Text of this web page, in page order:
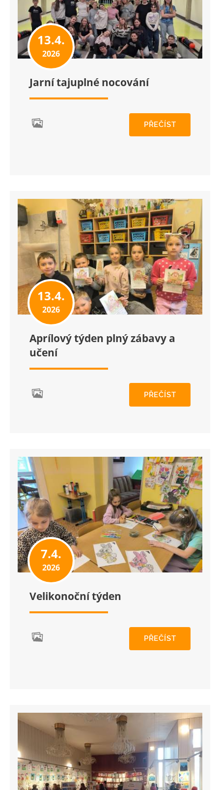
13.4.
2026
Jarní tajuplné nocování
PŘEČÍST
13.4.
2026
Aprílový týden plný zábavy a
učení
PŘEČÍST
7.4.
2026
Velikonoční týden
PŘEČÍST